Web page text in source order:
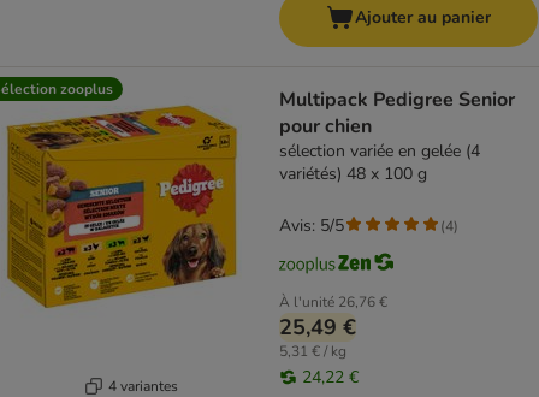
Ajouter au panier
zooplus
4 variantes
Multipack Pedigree Senior
pour chien
sélection variée en gelée (4
variétés) 48 x 100 g
À l'unité 26,76 €
25,49 €
5,31 € / kg
24,22 €
Avis: 5/5 (4)